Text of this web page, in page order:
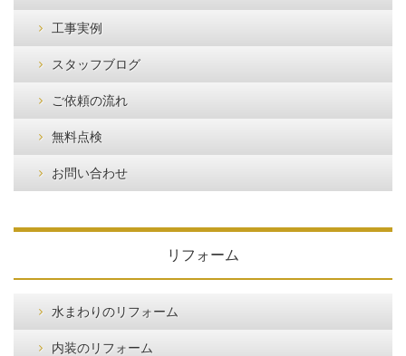
工事実例
スタッフブログ
ご依頼の流れ
無料点検
お問い合わせ
リフォーム
水まわりのリフォーム
内装のリフォーム